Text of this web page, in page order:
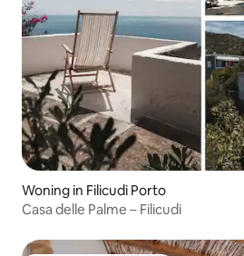
Woning in Filicudi Porto
Casa delle Palme – Filicudi